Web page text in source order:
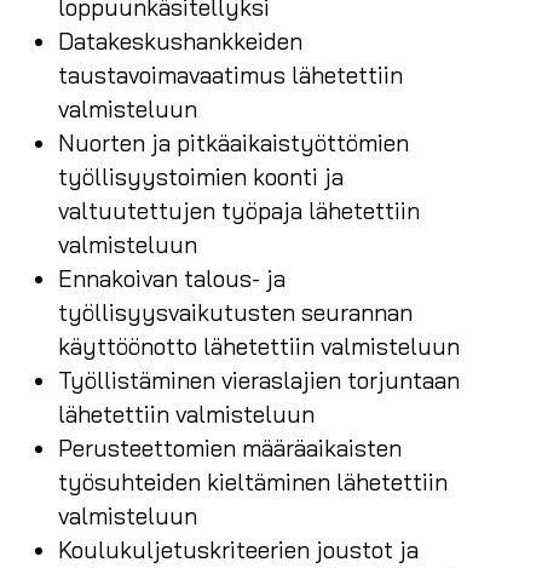
loppuunkäsitellyksi
Datakeskushankkeiden
taustavoimavaatimus lähetettiin
valmisteluun
Nuorten ja pitkäaikaistyöttömien
työllisyystoimien koonti ja
valtuutettujen työpaja lähetettiin
valmisteluun
Ennakoivan talous- ja
työllisyysvaikutusten seurannan
käyttöönotto lähetettiin valmisteluun
Työllistäminen vieraslajien torjuntaan
lähetettiin valmisteluun
Perusteettomien määräaikaisten
työsuhteiden kieltäminen lähetettiin
valmisteluun
Koulukuljetuskriteerien joustot ja